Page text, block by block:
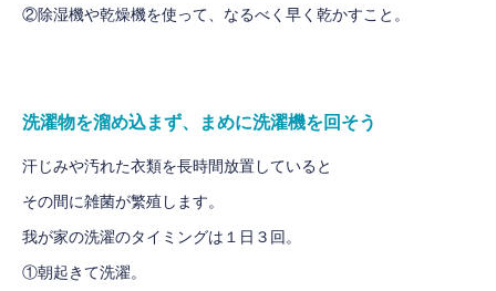
②除湿機や乾燥機を使って、なるべく早く乾かすこと。
洗濯物を溜め込まず、まめに洗濯機を回そう
汗じみや汚れた衣類を長時間放置していると
その間に雑菌が繁殖します。
我が家の洗濯のタイミングは１日３回。
①朝起きて洗濯。